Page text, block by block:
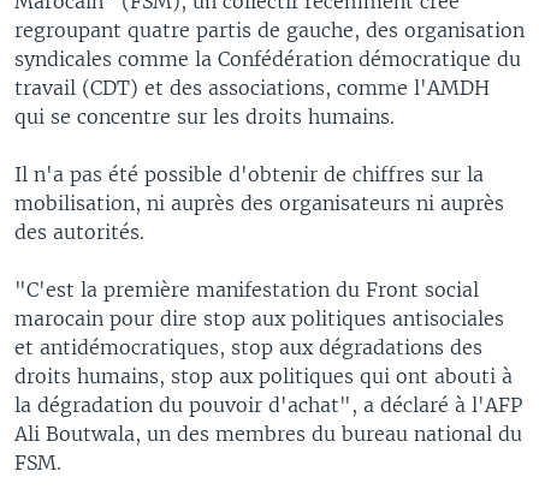
regroupant quatre partis de gauche, des organisation
syndicales comme la Confédération démocratique du
travail (CDT) et des associations, comme l'AMDH
qui se concentre sur les droits humains.
Il n'a pas été possible d'obtenir de chiffres sur la
mobilisation, ni auprès des organisateurs ni auprès
des autorités.
"C'est la première manifestation du Front social
marocain pour dire stop aux politiques antisociales
et antidémocratiques, stop aux dégradations des
droits humains, stop aux politiques qui ont abouti à
la dégradation du pouvoir d'achat", a déclaré à l'AFP
Ali Boutwala, un des membres du bureau national du
FSM.